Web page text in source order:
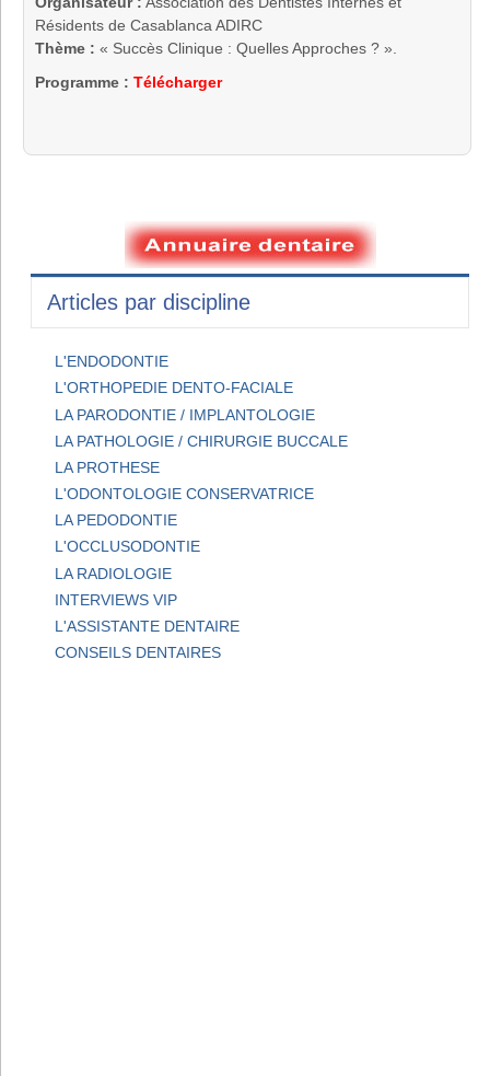
Résidents de Casablanca ADIRC
Thème : « Succès Clinique : Quelles Approches ? ».
Programme : Télécharger
Articles par discipline
L'ENDODONTIE
L'ORTHOPEDIE DENTO-FACIALE
LA PARODONTIE / IMPLANTOLOGIE
LA PATHOLOGIE / CHIRURGIE BUCCALE
LA PROTHESE
L'ODONTOLOGIE CONSERVATRICE
LA PEDODONTIE
L'OCCLUSODONTIE
LA RADIOLOGIE
INTERVIEWS VIP
L'ASSISTANTE DENTAIRE
CONSEILS DENTAIRES